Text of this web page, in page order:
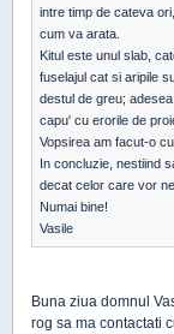
intre timp de cateva
cum va arata.
Kitul este unul slab,
fuselajul cat si aripile
destul de greu;
capu' cu erorile de
Vopsirea am facut-o
In concluzie, nestiind
decat celor care vor
Numai bine!
Vasile
Buna ziua domnul
rog sa ma contactati